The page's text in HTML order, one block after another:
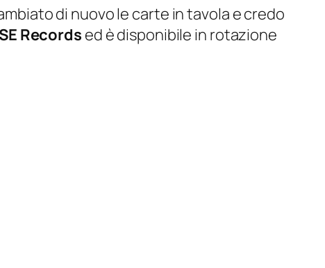
di nuovo le carte in tavola e credo
Records ed è disponibile in rotazione